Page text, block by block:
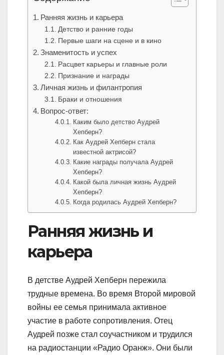
Ранняя жизнь и карьера
Детство и ранние годы
Первые шаги на сцене и в кино
Знаменитость и успех
Расцвет карьеры и главные роли
Признание и награды
Личная жизнь и филантропия
Браки и отношения
Вопрос-ответ:
Каким было детство Аудрей
Хепберн?
Как Аудрей Хепберн стала
известной актрисой?
Какие награды получала Аудрей
Хепберн?
Какой была личная жизнь Аудрей
Хепберн?
Когда родилась Аудрей Хепберн?
Ранняя жизнь и
карьера
В детстве Аудрей Хепберн пережила
трудные времена. Во время Второй мировой
войны ее семья принимала активное
участие в работе сопротивления. Отец
Аудрей позже стал соучастником и трудился
на радиостанции «Радио Оранж». Они были